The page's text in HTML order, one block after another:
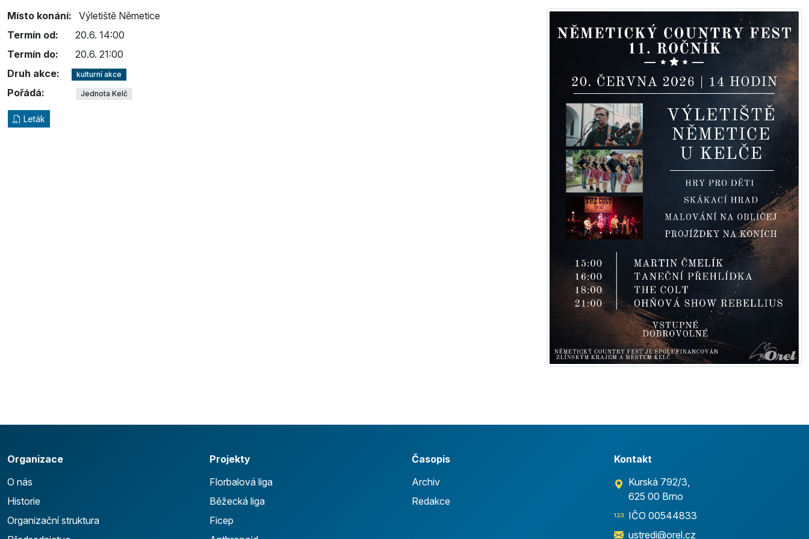
Místo konání:
Výletiště Němetice
Termín od:
20.6. 14:00
Termín do:
20.6. 21:00
Druh akce:
kulturní akce
Pořádá: Jednota Kelč
Leták
Organizace
O nás
Historie
Organizační struktura
Projekty
Florbalová liga
Běžecká liga
Ficep
Časopis
Archiv
Redakce
Kontakt
Kurská 792/3,
625 00 Brno
IČO 00544833
ustredi@orel.cz